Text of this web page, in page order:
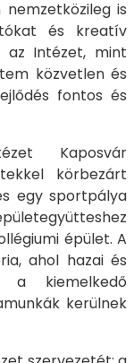
is
és kreatív
az Intézet, mint
közvetlen és
fontos és
Kaposvár
körbezárt
egy sportpálya
épület. A
ahol hazai és
a kiemelkedő
kerülnek